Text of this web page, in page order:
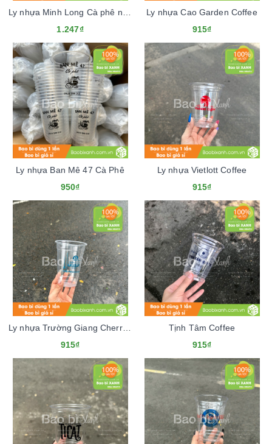
1.247₫
Ly nhựa Cao Garden Coffee
915₫
Ly nhựa Ban Mê 47 Cà Phê
950₫
Ly nhựa Vietlott Coffee
915₫
Ly nhựa Trường Giang Cherry Coffee
915₫
Tịnh Tâm Coffee
915₫